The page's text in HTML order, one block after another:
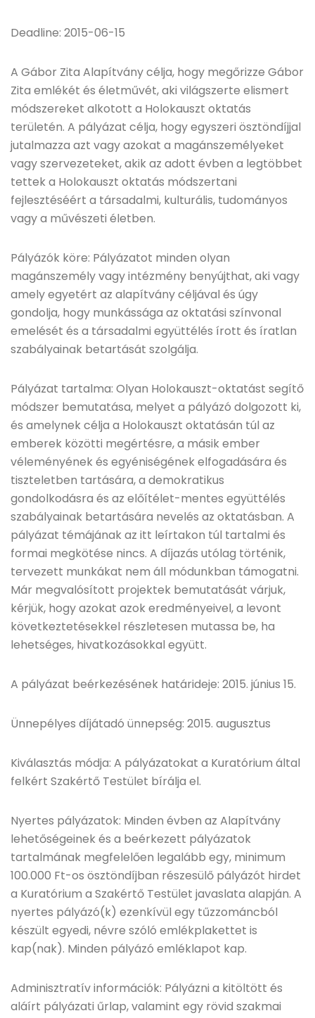
Deadline: 2015-06-15
A Gábor Zita Alapítvány célja, hogy megőrizze Gábor
Zita emlékét és életművét, aki világszerte elismert
módszereket alkotott a Holokauszt oktatás
területén. A pályázat célja, hogy egyszeri ösztöndíjjal
jutalmazza azt vagy azokat a magánszemélyeket
vagy szervezeteket, akik az adott évben a legtöbbet
tettek a Holokauszt oktatás módszertani
fejlesztéséért a társadalmi, kulturális, tudományos
vagy a művészeti életben.
Pályázók köre: Pályázatot minden olyan
magánszemély vagy intézmény benyújthat, aki vagy
amely egyetért az alapítvány céljával és úgy
gondolja, hogy munkássága az oktatási színvonal
emelését és a társadalmi együttélés írott és íratlan
szabályainak betartását szolgálja.
Pályázat tartalma: Olyan Holokauszt-oktatást segítő
módszer bemutatása, melyet a pályázó dolgozott ki,
és amelynek célja a Holokauszt oktatásán túl az
emberek közötti megértésre, a másik ember
véleményének és egyéniségének elfogadására és
tiszteletben tartására, a demokratikus
gondolkodásra és az előítélet-mentes együttélés
szabályainak betartására nevelés az oktatásban. A
pályázat témájának az itt leírtakon túl tartalmi és
formai megkötése nincs. A díjazás utólag történik,
tervezett munkákat nem áll módunkban támogatni.
Már megvalósított projektek bemutatását várjuk,
kérjük, hogy azokat azok eredményeivel, a levont
következtetésekkel részletesen mutassa be, ha
lehetséges, hivatkozásokkal együtt.
A pályázat beérkezésének határideje: 2015. június 15.
Ünnepélyes díjátadó ünnepség: 2015. augusztus
Kiválasztás módja: A pályázatokat a Kuratórium által
felkért Szakértő Testület bírálja el.
Nyertes pályázatok: Minden évben az Alapítvány
lehetőségeinek és a beérkezett pályázatok
tartalmának megfelelően legalább egy, minimum
100.000 Ft-os ösztöndíjban részesülő pályázót hirdet
a Kuratórium a Szakértő Testület javaslata alapján. A
nyertes pályázó(k) ezenkívül egy tűzzománcból
készült egyedi, névre szóló emlékplakettet is
kap(nak). Minden pályázó emléklapot kap.
Adminisztratív információk: Pályázni a kitöltött és
aláírt pályázati űrlap, valamint egy rövid szakmai